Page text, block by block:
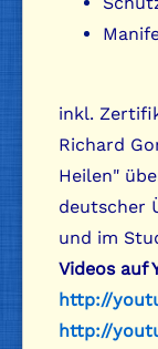
inkl.
Richard
Heilen"
deutscher
und im
Videos auf
http://
http://